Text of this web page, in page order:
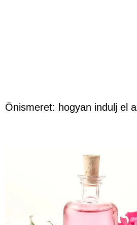
Önismeret: hogyan indulj el